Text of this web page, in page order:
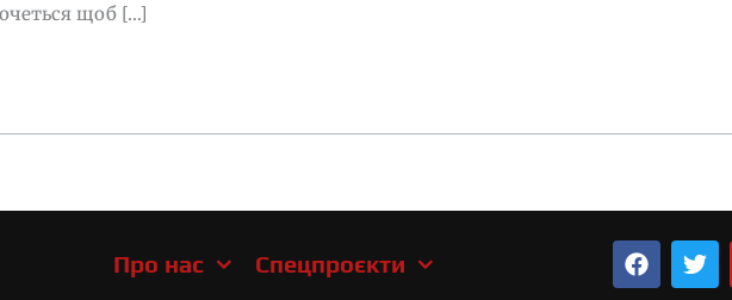
щоб […]
Про нас Спецпроєкти
F
a
T
w